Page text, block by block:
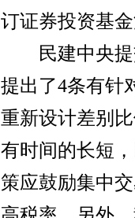
订证券投资基
民建中央提
提出了4条有针
重新设计差别
有时间的长短
策应鼓励集中